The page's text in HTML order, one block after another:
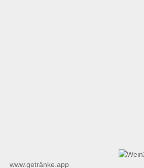
www.getränke.app